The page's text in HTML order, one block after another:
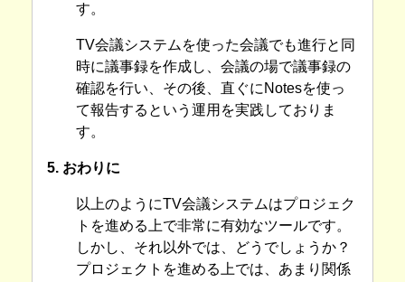
す。
TV会議システムを使った会議でも進行と同
時に議事録を作成し、会議の場で議事録の
確認を行い、その後、直ぐにNotesを使っ
て報告するという運用を実践しておりま
す。
5. おわりに
以上のようにTV会議システムはプロジェク
トを進める上で非常に有効なツールです。
しかし、それ以外では、どうでしょうか？
プロジェクトを進める上では、あまり関係